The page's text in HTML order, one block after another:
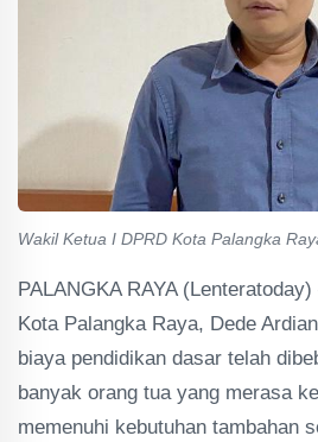
Wakil Ketua I DPRD Kota Palangka
PALANGKA RAYA
Kota Palangka Raya, Dede
biaya pendidikan dasar telah
banyak orang tua yang merasa
memenuhi kebutuhan tambahan